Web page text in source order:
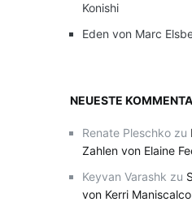
Konishi
Eden von Marc
NEUESTE
Renate Pleschko zu
Zahlen von Elaine
Keyvan Varashk zu
von Kerri Maniscalco